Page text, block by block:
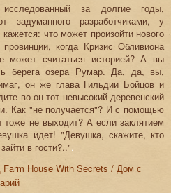
за долгие годы,
задуманного разработчиками, у
что может произойти нового
когда Кризис Обливиона
может считаться историей? А вы
берега озера Румар. Да, да, вы,
он же глава Гильдии Бойцов и
во-он тот невысокий деревенский
Как "не получается"? И с помощью
не выходит? А если заклятием
идет! "Девушка, скажите, кто
в гости?..".
House With Secrets / Дом с